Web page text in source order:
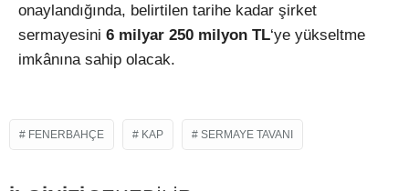
Facebook
Youtube
onaylandığında, belirtilen tarihe kadar şirket
sermayesini 6 milyar 250 milyon TL‘ye yükseltme
imkânına sahip olacak.
FENERBAHÇE KAP SERMAYE TAVANI